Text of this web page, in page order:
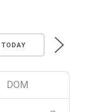
TODAY
DOM